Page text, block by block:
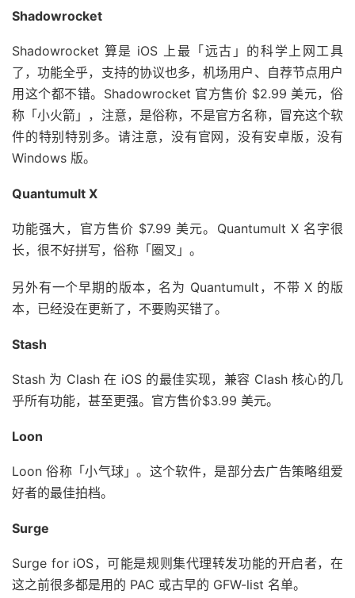
Shadowrocket
Shadowrocket 算是 iOS 上最「远古」的科学上网工具
了，功能全乎，支持的协议也多，机场用户、自荐节点用户
用这个都不错。Shadowrocket 官方售价 $2.99 美元，俗
称「小火箭」，注意，是俗称，不是官方名称，冒充这个软
件的特别特别多。请注意，没有官网，没有安卓版，没有
Windows 版。
Quantumult X
功能强大，官方售价 $7.99 美元。Quantumult X 名字很
长，很不好拼写，俗称「圈叉」。
另外有一个早期的版本，名为 Quantumult，不带 X 的版
本，已经没在更新了，不要购买错了。
Stash
Stash 为 Clash 在 iOS 的最佳实现，兼容 Clash 核心的几
乎所有功能，甚至更强。官方售价$3.99 美元。
Loon
Loon 俗称「小气球」。这个软件，是部分去广告策略组爱
好者的最佳拍档。
Surge
Surge for iOS，可能是规则集代理转发功能的开启者，在
这之前很多都是用的 PAC 或古早的 GFW-list 名单。